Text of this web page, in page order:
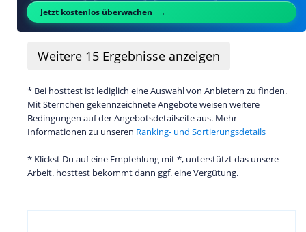
Jetzt kostenlos überwachen
Weitere 15 Ergebnisse anzeigen
* Bei hosttest ist lediglich eine Auswahl von Anbietern zu finden.
Mit Sternchen gekennzeichnete Angebote weisen weitere
Bedingungen auf der Angebotsdetailseite aus. Mehr
Informationen zu unseren Ranking- und Sortierungsdetails
* Klickst Du auf eine Empfehlung mit *, unterstützt das unsere
Arbeit. hosttest bekommt dann ggf. eine Vergütung.